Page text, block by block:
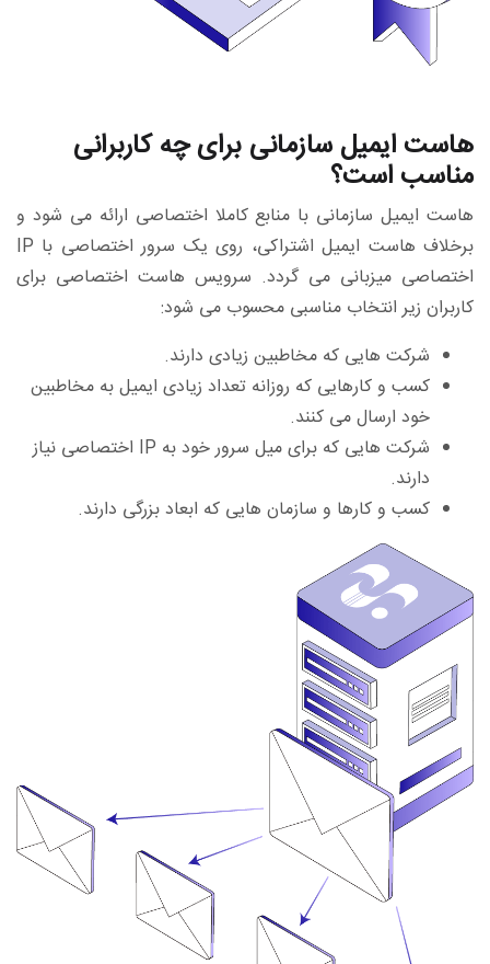
هاست ایمیل سازمانی برای چه کاربرانی
مناسب است؟
هاست ایمیل سازمانی با منابع کاملا اختصاصی ارائه می شود و
برخلاف هاست ایمیل اشتراکی، روی یک سرور اختصاصی با IP
اختصاصی میزبانی می گردد. سرویس هاست اختصاصی برای
کاربران زیر انتخاب مناسبی محسوب می شود:
شرکت هایی که مخاطبین زیادی دارند.
کسب و کارهایی که روزانه تعداد زیادی ایمیل به مخاطبین
خود ارسال می کنند.
شرکت هایی که برای میل سرور خود به IP اختصاصی نیاز
دارند.
کسب و کارها و سازمان هایی که ابعاد بزرگی دارند.